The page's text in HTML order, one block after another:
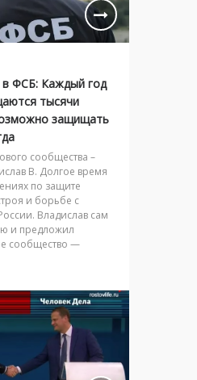
в ФСБ: Каждый год
тысячи
защищать
сообщества –
В. Долгое время
по защите
и борьбе с
Владислав сам
и предложил
сообщество —